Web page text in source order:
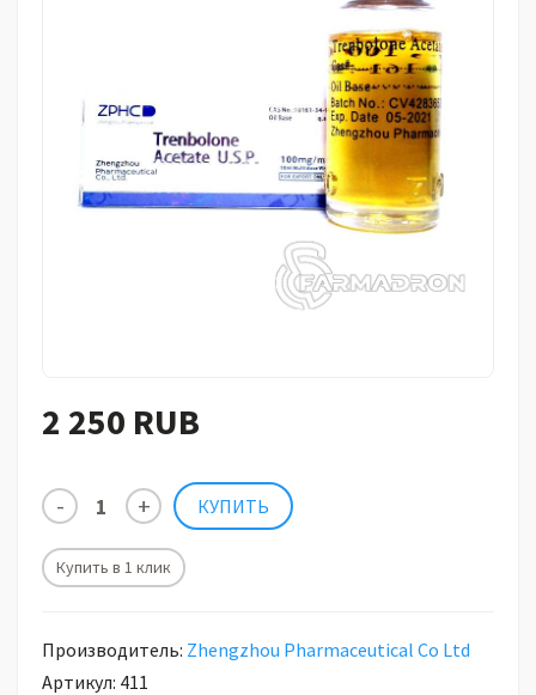
2 250 RUB
Купить в 1 клик
Производитель: Zhengzhou Pharmaceutical Co Ltd
Артикул: 411